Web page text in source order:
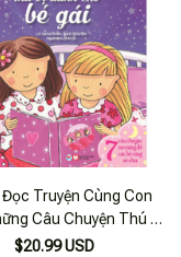
Truyện Cùng Con
Câu Chuyện Thú Vị
Cho Bé Gái- 7 Câu
$20.99 USD